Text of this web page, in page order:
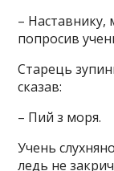
– Наставнику,
попросив
Старець
сказав:
– Пий з моря.
Учень
ледь не